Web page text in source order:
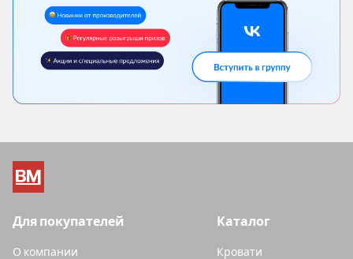
Каталог
Кровати
Для покупателей
О компании